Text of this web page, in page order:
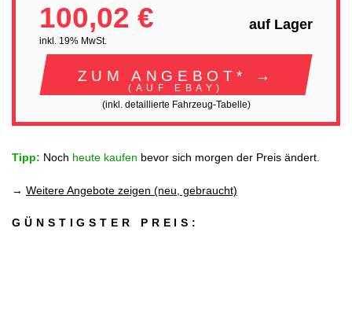
100,02 €
inkl. 19% MwSt.
auf Lager
ZUM ANGEBOT* →
(AUF EBAY)
(inkl. detaillierte Fahrzeug-Tabelle)
Tipp: Noch heute kaufen bevor sich morgen der Preis ändert.
→ Weitere Angebote zeigen (neu, gebraucht)
GÜNSTIGSTER PREIS: